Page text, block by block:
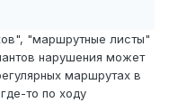
"маршрутные листы"
нарушения может
маршрутах в
то по ходу